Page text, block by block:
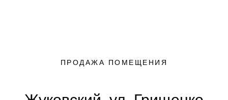
ПРОДАЖА ПОМЕЩЕНИЯ